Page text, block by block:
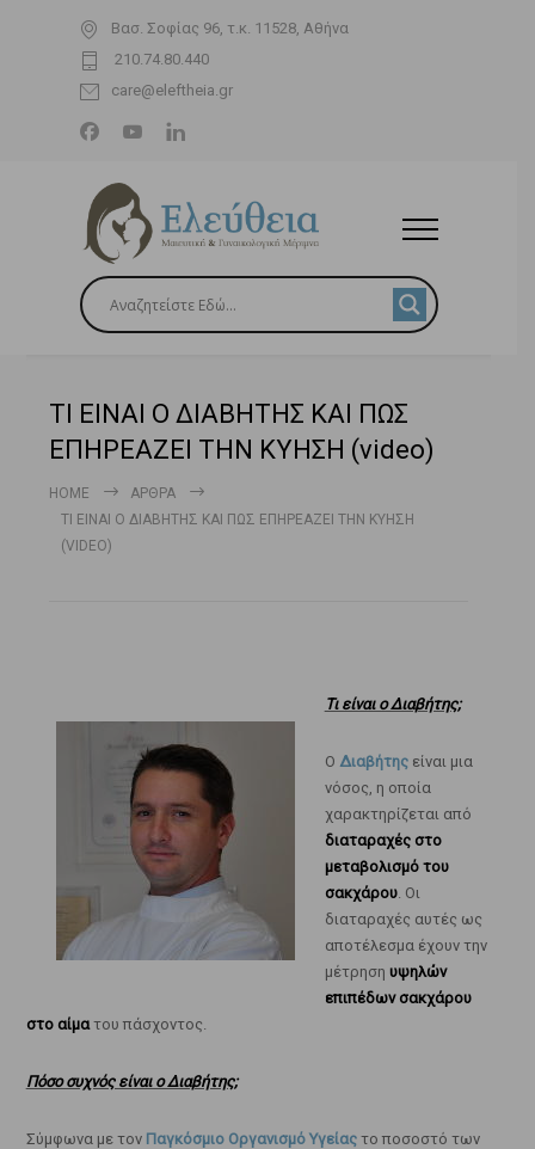
Βασ. Σοφίας 96, τ.κ. 11528, Αθήνα
210.74.80.440
care@eleftheia.gr
ΤΙ ΕΙΝΑΙ Ο ΔΙΑΒΗΤΗΣ ΚΑΙ ΠΩΣ
ΕΠΗΡΕΑΖΕΙ ΤΗΝ ΚΥΗΣΗ (video)
HOME
ΆΡΘΡΑ
ΤΙ ΕΙΝΑΙ Ο ΔΙΑΒΗΤΗΣ ΚΑΙ ΠΩΣ ΕΠΗΡΕΑΖΕΙ ΤΗΝ ΚΥΗΣΗ
(VIDEO)
Τι είναι ο Διαβήτης;
Ο Διαβήτηςείναι μια
νόσος, η οποία
χαρακτηρίζεται από
διαταραχές στο
μεταβολισμό του
σακχάρου. Οι
διαταραχές αυτές ως
αποτέλεσμα έχουν την
μέτρηση υψηλών
επιπέδων σακχάρου
στο αίματου πάσχοντος.
Πόσο συχνός είναι ο Διαβήτης;
Σύμφωνα με τον Παγκόσμιο Οργανισμό Υγείαςτο ποσοστό των